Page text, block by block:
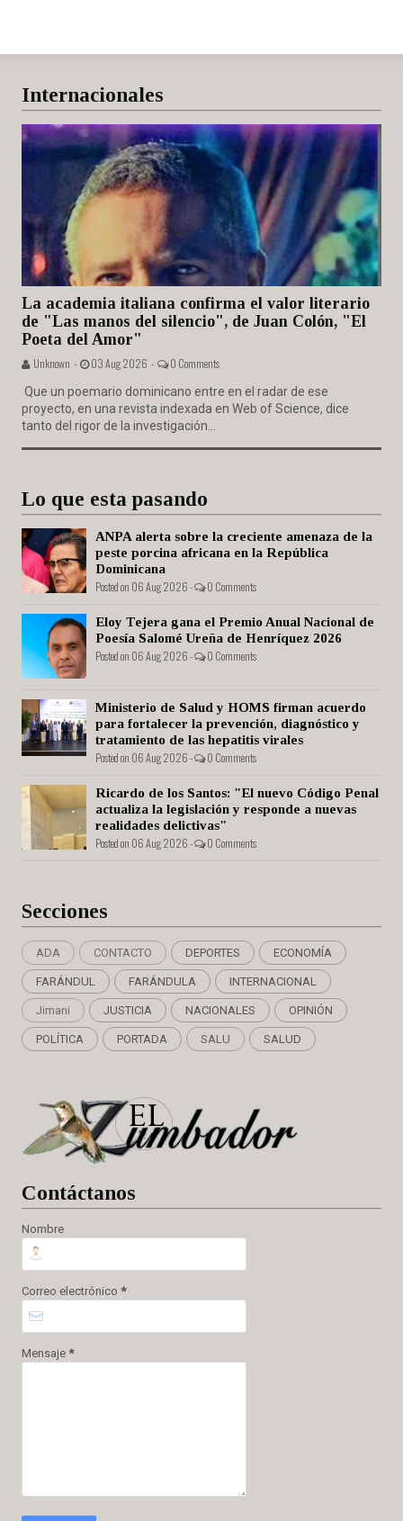
Internacionales
La academia italiana confirma el valor literario
de "Las manos del silencio", de Juan Colón, "El
Poeta del Amor"
Unknown - 03 Aug 2026 - 0 Comments
Que un poemario dominicano entre en el radar de ese
proyecto, en una revista indexada en Web of Science, dice
tanto del rigor de la investigación...
Lo que esta pasando
ANPA alerta sobre la creciente amenaza de la
peste porcina africana en la República
Dominicana
Posted on 06 Aug 2026 - 0 Comments
Eloy Tejera gana el Premio Anual Nacional de
Poesía Salomé Ureña de Henríquez 2026
Posted on 06 Aug 2026 - 0 Comments
Ministerio de Salud y HOMS firman acuerdo
para fortalecer la prevención, diagnóstico y
tratamiento de las hepatitis virales
Posted on 06 Aug 2026 - 0 Comments
Ricardo de los Santos: "El nuevo Código Penal
actualiza la legislación y responde a nuevas
realidades delictivas"
Posted on 06 Aug 2026 - 0 Comments
Secciones
ADA CONTACTO DEPORTES ECONOMÍA
FARÁNDUL FARÁNDULA INTERNACIONAL
Jimani JUSTICIA NACIONALES OPINIÓN
POLÍTICA PORTADA SALU SALUD
Contáctanos
Nombre
Correo electrónico *
Mensaje *